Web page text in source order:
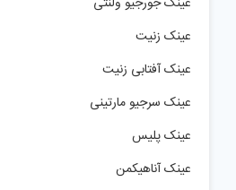
عینک زنیت
عینک آفتابی زنیت
عینک سرجیو مارتینی
عینک پلیس
عینک آناهیکمن